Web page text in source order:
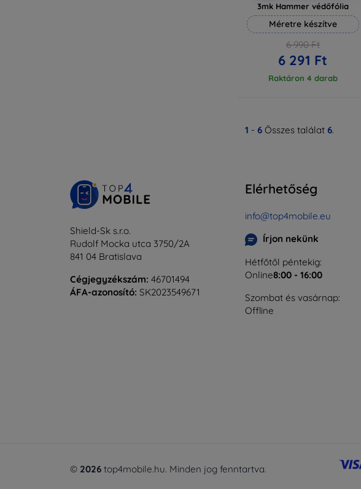
3mk Hammer védőfólia
Méretre készítve
6 990 Ft
6 291 Ft
Raktáron 4 darab
1 - 6 Összes találat 6.
Shield-Sk s.r.o.
Rudolf Mocka utca 3750/2A
841 04 Bratislava
Cégjegyzékszám: 46701494
ÁFA-azonosító: SK2023549671
Elérhetőség
info@top4mobile.eu
Írjon nekünk
Hétfőtől péntekig:
Online8:00 - 16:00
Szombat és vasárnap:
Offline
© 2026 top4mobile.hu. Minden jog fenntartva.